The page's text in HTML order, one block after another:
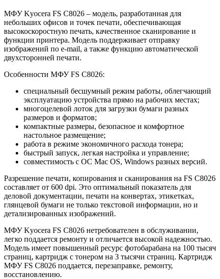
МФУ Kyocera FS C8026 – модель, разработанная для
небольших офисов и точек печати, обеспечивающая
высокоскоростную печать, качественное сканирование и
функции принтера. Модель поддерживает отправку
изображений по e-mail, а также функцию автоматической
двухсторонней печати.
Особенности МФУ FS C8026:
специальный бесшумный режим работы, облегчающий
эксплуатацию устройства прямо на рабочих местах;
многоцелевой лоток для загрузки бумаги разных
размеров и форматов;
компактные размеры, безопасное и комфортное
настольное размещение;
работа в режиме экономичного расхода тонера;
быстрый запуск, легкая настройка и управление;
совместимость с ОС Mac OS, Windows разных версий.
Разрешение печати, копирования и сканирования на FS C8026
составляет от 600 dpi. Это оптимальный показатель для
деловой документации, печати на конвертах, этикетках,
глянцевой бумаги не только текстовой информации, но и
детализированных изображений.
МФУ Kyocera FS C8026 нетребователен в обслуживании,
легко поддается ремонту и отличается высокой надежностью.
Модель имеет повышенный ресурс фотобарабана на 100 тысяч
страниц, картридж с тонером на 3 тысячи страниц. Картридж
МФУ FS C8026 поддается, перезаправке, ремонту,
восстановлению.